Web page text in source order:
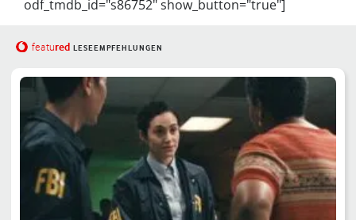
odf_tmdb_id="s86752" show_button="true"]
featured LESEEMPFEHLUNGEN